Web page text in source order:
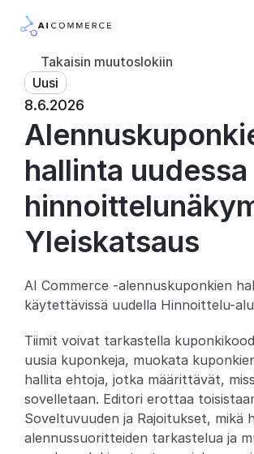
Kumppanit
Hinnoittelu
Kehittäjille
Integraatiot
Partners
Asiakkaat
Tekoälyominaisuudet
Takaisin muutoslokiin
Uusi
8.6.2026
hallinta uudessa
Yleiskatsaus
AI Commerce -alennuskuponkien
käytettävissä uudella Hinnoittelu-
Tiimit voivat tarkastella
uusia kuponkeja, muokata
hallita ehtoja, jotka määrittävät,
sovelletaan. Editori erottaa
Soveltuvuuden ja Rajoitukset, mikä
alennussuoritteiden tarkastelua ja